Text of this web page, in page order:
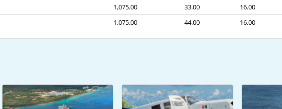
1,075.00 33.00 16.00
1,075.00 44.00 16.00